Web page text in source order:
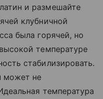
и размешайте
клубничной
была горячей, но
температуре
стабилизировать.
может не
температура